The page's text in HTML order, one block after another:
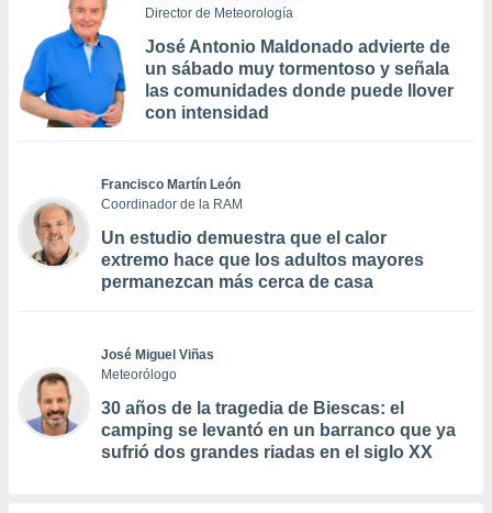
Director de Meteorología
José Antonio Maldonado advierte de
un sábado muy tormentoso y señala
las comunidades donde puede llover
con intensidad
Francisco Martín León
Coordinador de la RAM
Un estudio demuestra que el calor
extremo hace que los adultos mayores
permanezcan más cerca de casa
José Miguel Viñas
Meteorólogo
30 años de la tragedia de Biescas: el
camping se levantó en un barranco que ya
sufrió dos grandes riadas en el siglo XX